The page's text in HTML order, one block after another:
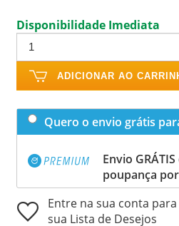
Disponibilidade Imediata
ADICIONAR AO
Quero o envio grátis
Envio
poupança
Entre na sua conta
sua Lista de Desejos